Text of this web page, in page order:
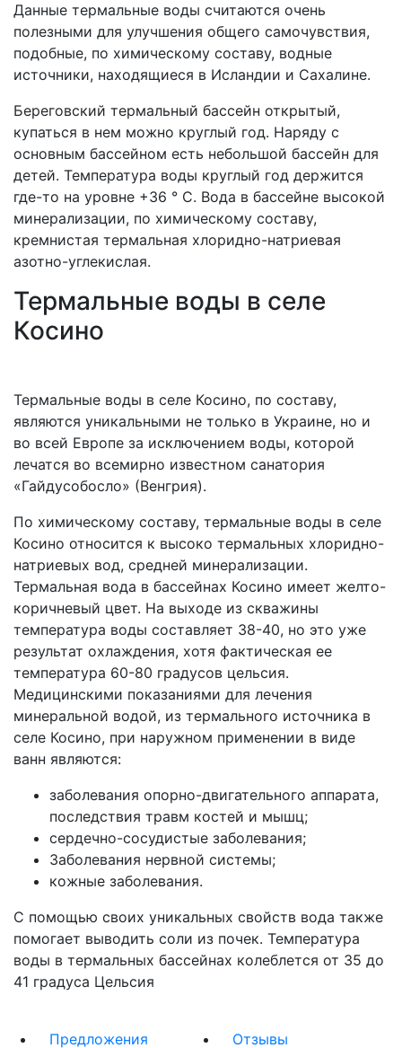
Данные термальные воды считаются очень
полезными для улучшения общего самочувствия,
подобные, по химическому составу, водные
источники, находящиеся в Исландии и Сахалине.
Береговский термальный бассейн открытый,
купаться в нем можно круглый год. Наряду с
основным бассейном есть небольшой бассейн для
детей. Температура воды круглый год держится
где-то на уровне +36 ° С. Вода в бассейне высокой
минерализации, по химическому составу,
кремнистая термальная хлоридно-натриевая
азотно-углекислая.
Термальные воды в селе
Косино
Термальные воды в селе Косино, по составу,
являются уникальными не только в Украине, но и
во всей Европе за исключением воды, которой
лечатся во всемирно известном санатория
«Гайдусобосло» (Венгрия).
По химическому составу, термальные воды в селе
Косино относится к высоко термальных хлоридно-
натриевых вод, средней минерализации.
Термальная вода в бассейнах Косино имеет желто-
коричневый цвет. На выходе из скважины
температура воды составляет 38-40, но это уже
результат охлаждения, хотя фактическая ее
температура 60-80 градусов цельсия.
Медицинскими показаниями для лечения
минеральной водой, из термального источника в
селе Косино, при наружном применении в виде
ванн являются:
заболевания опорно-двигательного аппарата,
последствия травм костей и мышц;
сердечно-сосудистые заболевания;
Заболевания нервной системы;
кожные заболевания.
С помощью своих уникальных свойств вода также
помогает выводить соли из почек. Температура
воды в термальных бассейнах колеблется от 35 до
41 градуса Цельсия
Предложения Отзывы